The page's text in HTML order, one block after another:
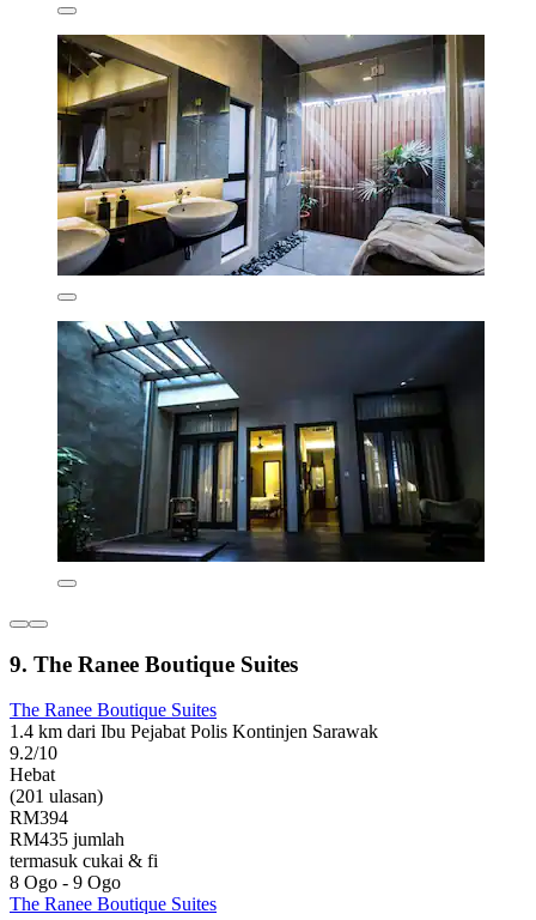
9. The Ranee Boutique Suites
The Ranee Boutique Suites
1.4 km dari Ibu Pejabat Polis Kontinjen Sarawak
9.2/10
Hebat
(201 ulasan)
RM394
RM435 jumlah
termasuk cukai & fi
8 Ogo - 9 Ogo
The Ranee Boutique Suites